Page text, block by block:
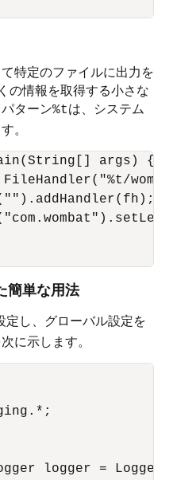
特定のファイルに出力を
の情報を取得する小さな
ターン%tは、システム
。
args) {
簡単な用法
定し、グローバル設定を
に示します。
logger =